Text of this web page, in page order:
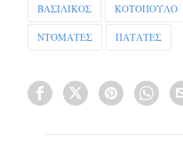
ΒΑΣΙΛΙΚΟΣ ΚΟΤΟΠΟΥΛΟ
ΝΤΟΜΑΤΕΣ ΠΑΤΑΤΕΣ